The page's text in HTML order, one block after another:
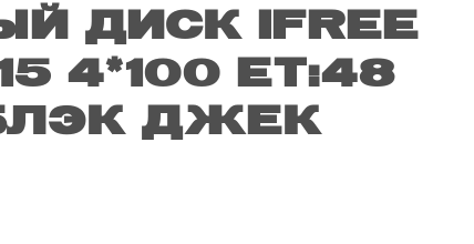
ДИСК IFREE
4*100 ET:48
БЛЭК ДЖЕК